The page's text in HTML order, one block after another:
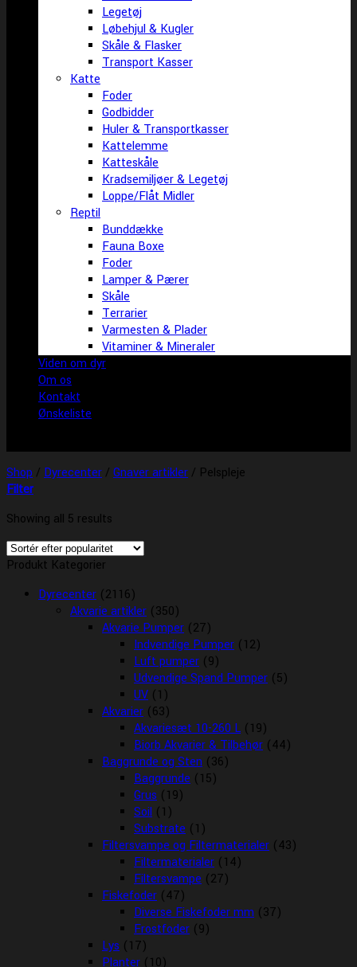
Legetøj
Løbehjul & Kugler
Skåle & Flasker
Transport Kasser
Katte
Foder
Godbidder
Huler & Transportkasser
Kattelemme
Katteskåle
Kradsemiljøer & Legetøj
Loppe/Flåt Midler
Reptil
Bunddække
Fauna Boxe
Foder
Lamper & Pærer
Skåle
Terrarier
Varmesten & Plader
Vitaminer & Mineraler
Viden om dyr
Om os
Kontakt
Ønskeliste
Shop / Dyrecenter / Gnaver artikler / Pelspleje
Filter
Showing all 5 results
Produkt Kategorier
Dyrecenter (2116)
Akvarie artikler (350)
Akvarie Pumper (27)
Indvendige Pumper (12)
Luft pumper (9)
Udvendige Spand Pumper (5)
UV (1)
Akvarier (63)
Akvariesæt 10-260 L (19)
Biorb Akvarier & Tilbehør (44)
Baggrunde og Sten (36)
Baggrunde (15)
Grus (19)
Soil (1)
Substrate (1)
Filtersvampe og Filtermaterialer (43)
Filtermaterialer (14)
Filtersvampe (27)
Fiskefoder (47)
Diverse Fiskefoder mm (37)
Frostfoder (9)
Lys (17)
Planter (10)